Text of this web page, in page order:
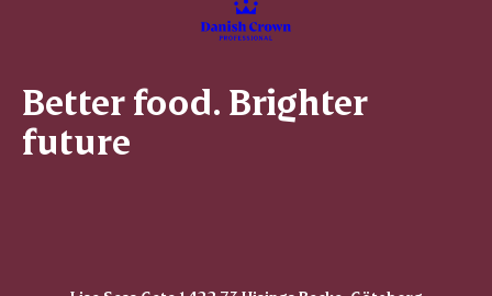
Better food. Brighter
future